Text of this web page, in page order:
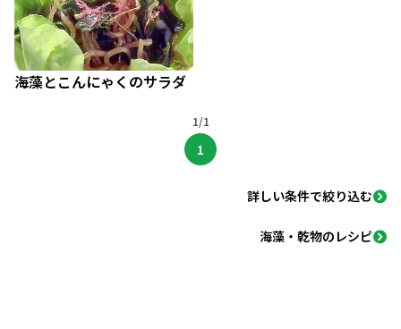
海藻とこんにゃくのサラダ
1/1
1
詳しい条件で絞り込む
海藻・乾物のレシピ